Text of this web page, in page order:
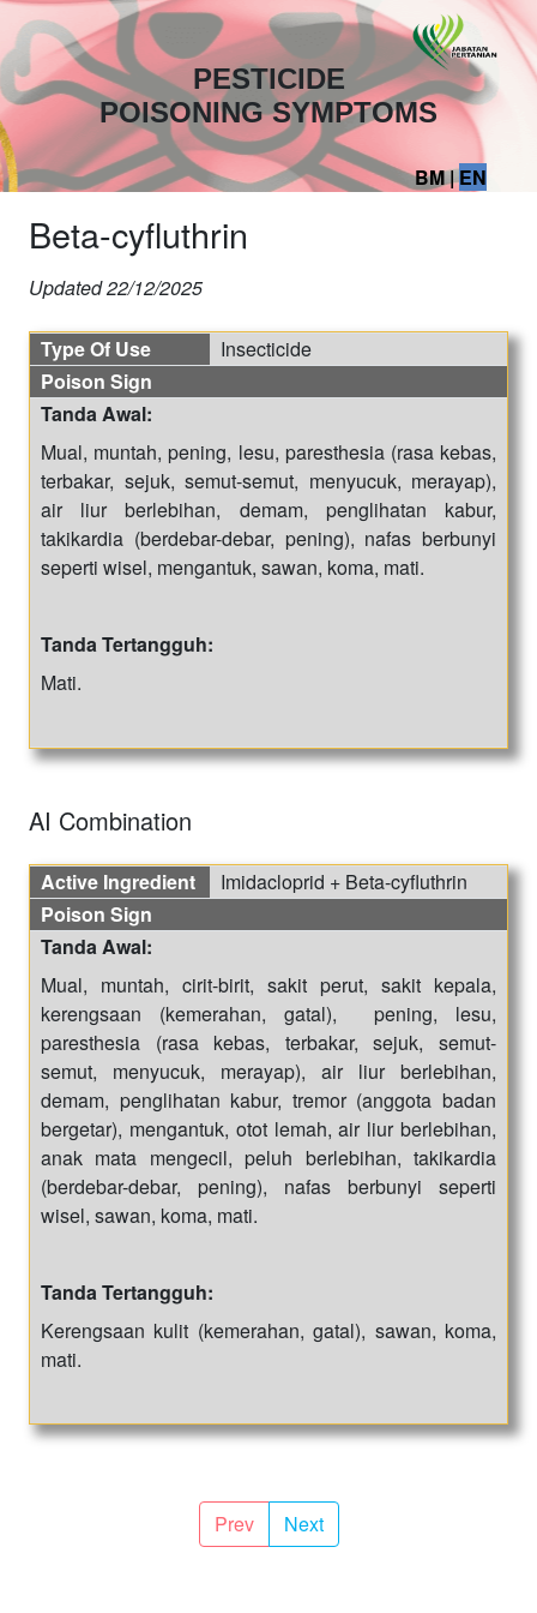
PESTICIDE
POISONING SYMPTOMS
BM|EN
Beta-cyfluthrin
Updated22/12/2025
Type Of Use
Insecticide
Poison Sign
Tanda Awal:
Mual, muntah, pening, lesu, paresthesia (rasa kebas,
terbakar, sejuk, semut-semut, menyucuk, merayap),
air liur berlebihan, demam, penglihatan kabur,
takikardia (berdebar-debar, pening), nafas berbunyi
seperti wisel, mengantuk, sawan, koma, mati.
Tanda Tertangguh:
Mati.
AI Combination
Active Ingredient
Imidacloprid + Beta-cyfluthrin
Poison Sign
Tanda Awal:
Mual, muntah, cirit-birit, sakit perut, sakit kepala,
kerengsaan (kemerahan, gatal), pening, lesu,
paresthesia (rasa kebas, terbakar, sejuk, semut-
semut, menyucuk, merayap), air liur berlebihan,
demam, penglihatan kabur, tremor (anggota badan
bergetar), mengantuk, otot lemah, air liur berlebihan,
anak mata mengecil, peluh berlebihan, takikardia
(berdebar-debar, pening), nafas berbunyi seperti
wisel, sawan, koma, mati.
Tanda Tertangguh:
Kerengsaan kulit (kemerahan, gatal), sawan, koma,
mati.
Prev Next